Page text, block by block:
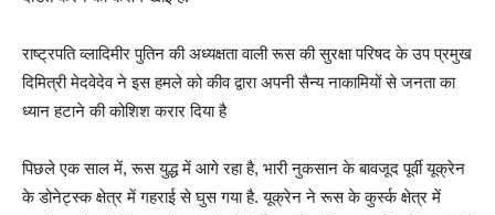
राष्ट्रपति व्लादिमीर पुतिन की अध्यक्षता वाली रूस की सुरक्षा परिषद के उप प्रमुख
दिमित्री मेदवेदेव ने इस हमले को कीव द्वारा अपनी सैन्य नाकामियों से जनता का
ध्यान हटाने की कोशिश करार दिया है
पिछले एक साल में, रूस युद्ध में आगे रहा है, भारी नुकसान के बावजूद पूर्वी यूक्रेन
के डोनेट्स्क क्षेत्र में गहराई से घुस गया है. यूक्रेन ने रूस के कुर्स्क क्षेत्र में